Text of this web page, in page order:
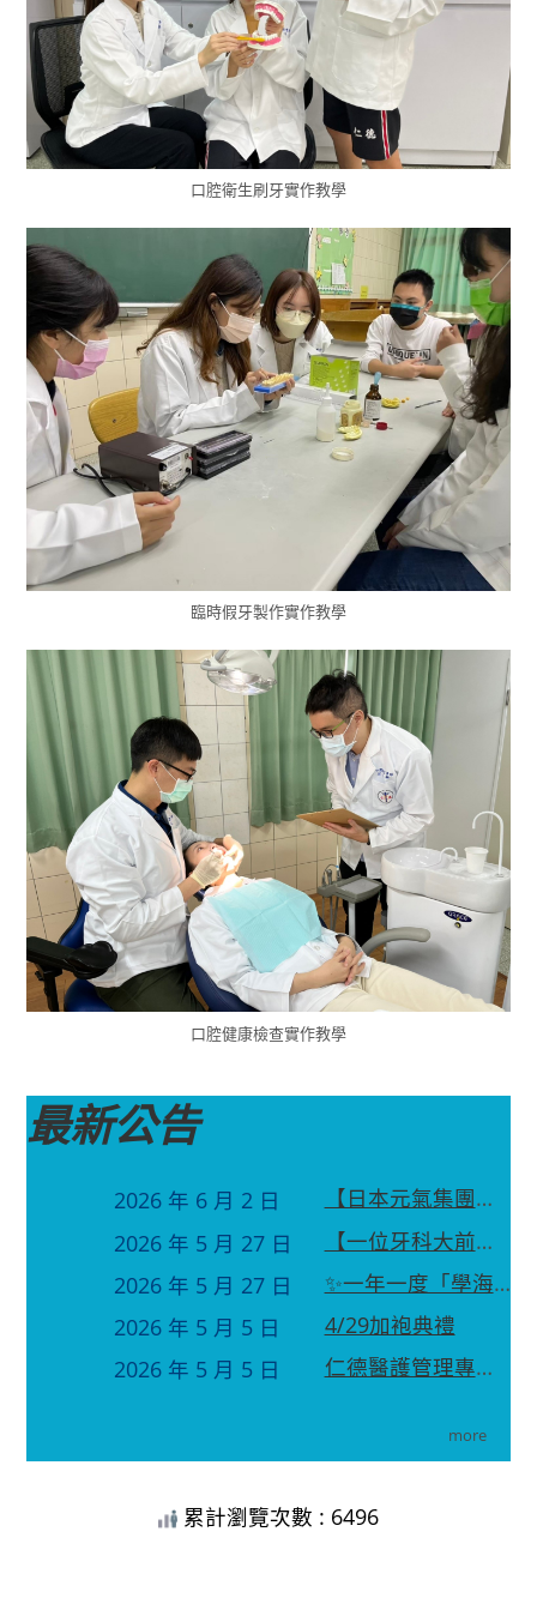
口腔衛生刷牙實作教學
臨時假牙製作實作教學
口腔健康檢查實作教學
最新公告
【日本元氣集團蒞臨仁德醫專參訪 促進醫護教育國際交流】
2026 年 6 月 2 日
【一位牙科大前輩，給口衛學生最真實的一段話】
2026 年 5 月 27 日
✨一年一度「學海築夢計畫」面試正式登場！✨
2026 年 5 月 27 日
4/29加袍典禮
2026 年 5 月 5 日
仁德醫護管理專科學校口腔衛生學科導入國際師資與數位牙科教學 在職專班同步招生中
2026 年 5 月 5 日
more
累計瀏覽次數 : 6496